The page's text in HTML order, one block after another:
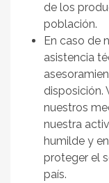
de los
población.
En caso de
asistencia
disposición.
nuestros
nuestra
humilde y
proteger el
país.